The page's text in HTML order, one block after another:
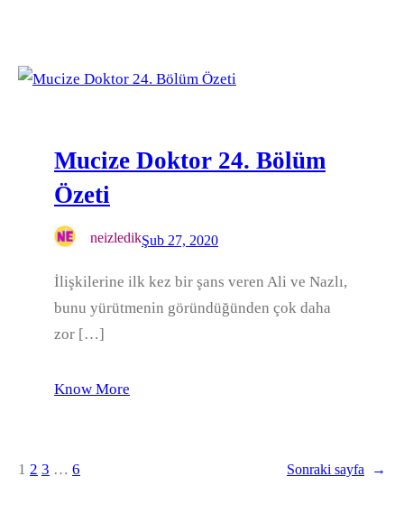
Mucize Doktor 24. Bölüm
Özeti
neizledikŞub 27, 2020
İlişkilerine ilk kez bir şans veren Ali ve Nazlı,
bunu yürütmenin göründüğünden çok daha
zor […]
Know More
1 2 3 … 6 Sonraki sayfa →